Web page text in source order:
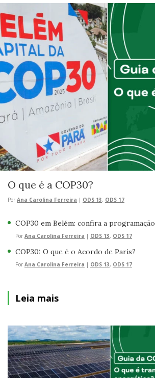
O que é a COP30?
Por Ana Carolina Ferreira | ODS 13, ODS 17
COP30 em Belém: confira a programação
Por Ana Carolina Ferreira | ODS 13, ODS 17
COP30: O que é o Acordo de Paris?
Por Ana Carolina Ferreira | ODS 13, ODS 17
Leia mais